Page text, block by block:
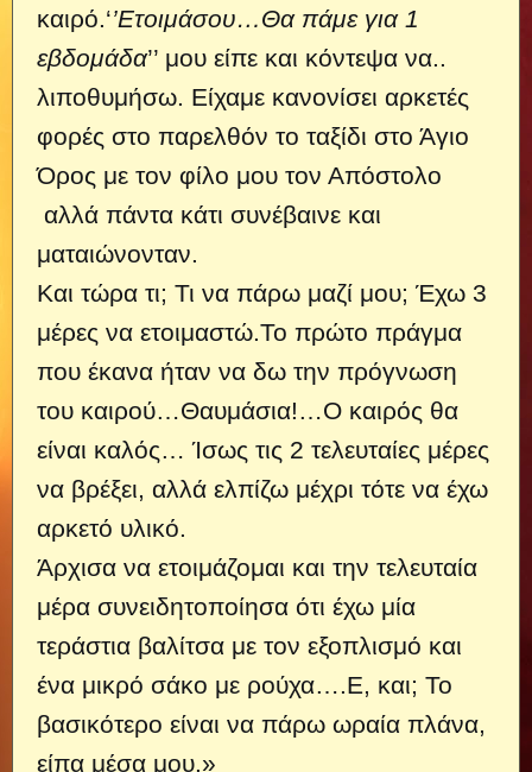
καιρό.‘’Ετοιμάσου…Θα πάμε για 1
εβδομάδα’’ μου είπε και κόντεψα να..
λιποθυμήσω. Είχαμε κανονίσει αρκετές
φορές στο παρελθόν το ταξίδι στο Άγιο
Όρος με τον φίλο μου τον Απόστολο
αλλά πάντα κάτι συνέβαινε και
ματαιώνονταν.
Και τώρα τι; Τι να πάρω μαζί μου; Έχω 3
μέρες να ετοιμαστώ.Το πρώτο πράγμα
που έκανα ήταν να δω την πρόγνωση
του καιρού…Θαυμάσια!…Ο καιρός θα
είναι καλός… Ίσως τις 2 τελευταίες μέρες
να βρέξει, αλλά ελπίζω μέχρι τότε να έχω
αρκετό υλικό.
Άρχισα να ετοιμάζομαι και την τελευταία
μέρα συνειδητοποίησα ότι έχω μία
τεράστια βαλίτσα με τον εξοπλισμό και
ένα μικρό σάκο με ρούχα….Ε, και; Το
βασικότερο είναι να πάρω ωραία πλάνα,
είπα μέσα μου.»